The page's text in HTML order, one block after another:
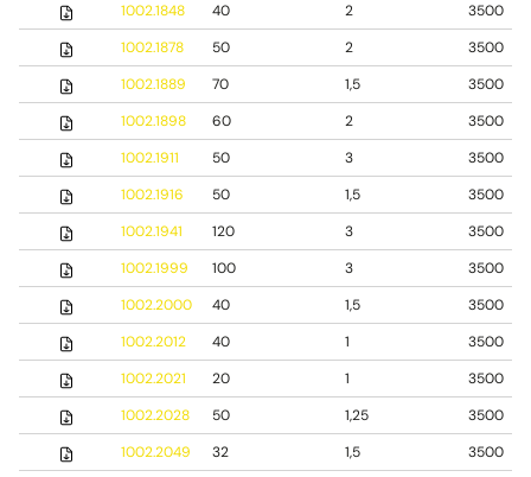
1002.1848
40 2
3500
1002.1878
50 2
3500
1002.1889
70 1,5
3500
1002.1898
60 2
3500
1002.1911
50 3
3500
1002.1916
50 1,5
3500
1002.1941
120 3
3500
1002.1999
100 3
3500
1002.2000
40 1,5
3500
1002.2012
40 1
3500
1002.2021
20 1
3500
1002.2028
50 1,25
3500
1002.2049
32 1,5 3500